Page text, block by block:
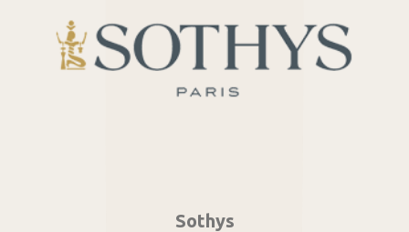
Sothys